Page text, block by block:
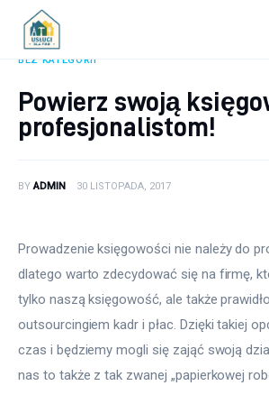
Prowadzenie firmy
Urządzanie biura
Marketing firm
Atrakcje
Prawo
Pozostałe
BEZ KATEGORII
Powierz swoją
profesjonalistom!
BY ADMIN 30 LISTOPADA, 2017
Prowadzenie księgowości nie należy do
dlatego warto zdecydować się na firmę,
tylko naszą księgowość, ale także
outsourcingiem kadr i płac. Dzięki takiej
czas i będziemy mogli się zająć swoją
nas to także z tak zwanej „papierkowej